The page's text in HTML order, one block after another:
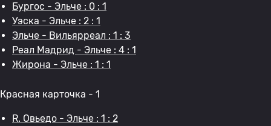
Бургос - Эльче : 0 : 1
Уэска - Эльче : 2 : 1
Эльче - Вильярреал : 1 : 3
Реал Мадрид - Эльче : 4 : 1
Жирона - Эльче : 1 : 1
Красная карточка - 1
R. Овьедо - Эльче : 1 : 2